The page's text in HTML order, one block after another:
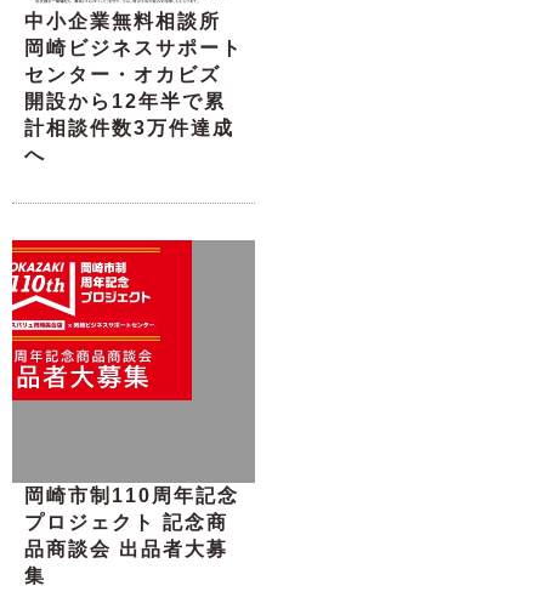
中小企業無料相談所
岡崎ビジネスサポート
センター・オカビズ
開設から12年半で累
計相談件数3万件達成
へ
岡崎市制110周年記念
プロジェクト 記念商
品商談会 出品者大募
集